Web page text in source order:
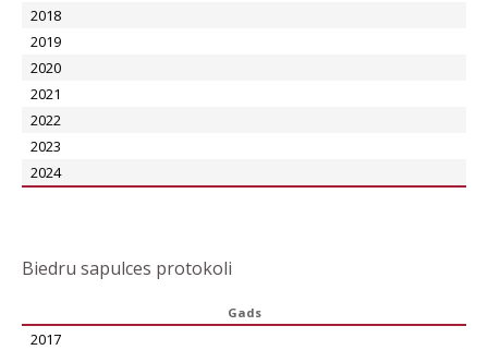
2018
2019
2020
2021
2022
2023
2024
Biedru sapulces protokoli
Gads
2017